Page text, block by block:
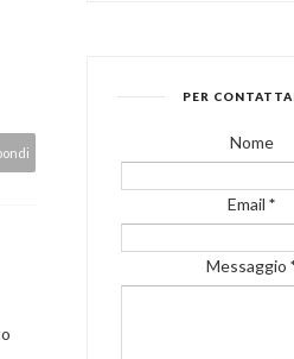
PER
Nome
Email*
Messaggio